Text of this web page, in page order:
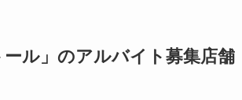
ル」のアルバイト募集店舗